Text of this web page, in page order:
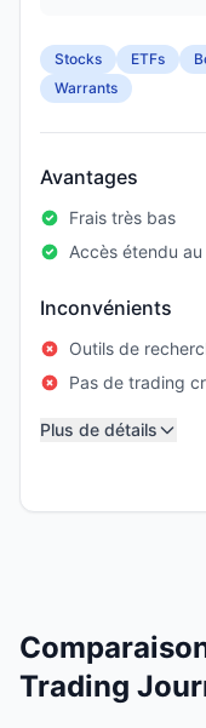
Stocks ETFs
Warrants
Avantages
Frais très bas
Accès étendu
Inconvénients
Outils de
Pas de trading
Plus de détails
Trading